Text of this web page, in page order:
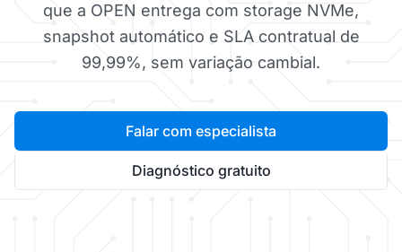
que a OPEN entrega com storage NVMe,
snapshot automático e SLA contratual de
99,99%, sem variação cambial.
Falar com especialista
Diagnóstico gratuito